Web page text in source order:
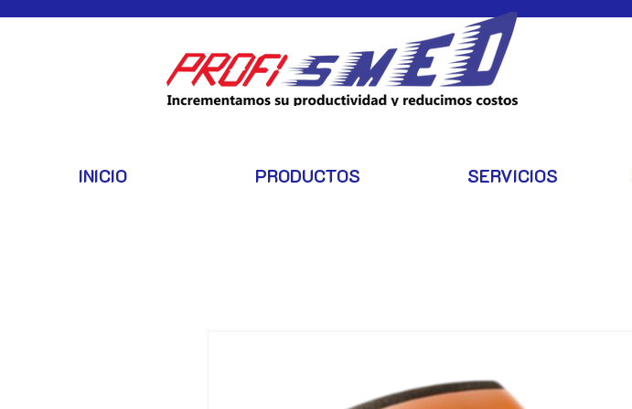
INICIO PRODUCTOS SERVICIOS